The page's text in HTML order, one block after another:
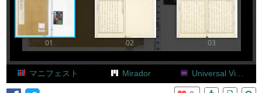
Add Item
01 02 03
マニフェスト Mirador Universal Viewer